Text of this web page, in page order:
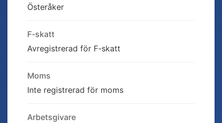
Österåker
F-skatt
Avregistrerad för F-skatt
Moms
Inte registrerad för moms
Arbetsgivare